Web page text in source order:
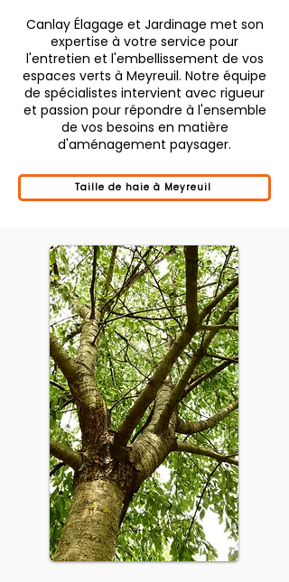
Canlay Élagage et Jardinage met son
expertise à votre service pour
l'entretien et l'embellissement de vos
espaces verts à Meyreuil. Notre équipe
de spécialistes intervient avec rigueur
et passion pour répondre à l'ensemble
de vos besoins en matière
d'aménagement paysager.
Taille de haie à Meyreuil